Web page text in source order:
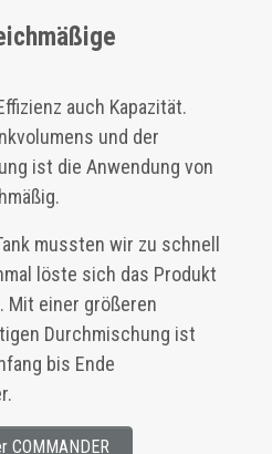
auch Kapazität.
und der
ist die Anwendung von
mussten wir zu schnell
löste sich das Produkt
Mit einer größeren
Durchmischung ist
bis Ende
COMMANDER